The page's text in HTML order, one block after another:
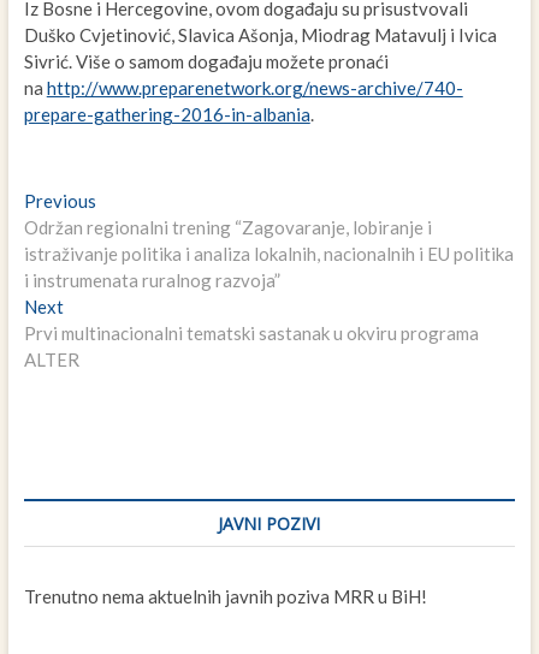
Iz Bosne i Hercegovine, ovom događaju su prisustvovali
Duško Cvjetinović, Slavica Ašonja, Miodrag Matavulj i Ivica
Sivrić. Više o samom događaju možete pronaći
na http://www.preparenetwork.org/news-archive/740-
prepare-gathering-2016-in-albania.
Navigacija
članaka
PreviousPrevious
post:
Održan regionalni trening “Zagovaranje, lobiranje i
istraživanje politika i analiza lokalnih, nacionalnih i EU politika
i instrumenata ruralnog razvoja”
NextNext
post:
Prvi multinacionalni tematski sastanak u okviru programa
ALTER
JAVNI POZIVI
Trenutno nema aktuelnih javnih poziva MRR u BiH!